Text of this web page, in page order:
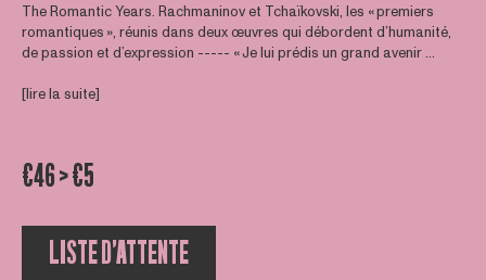
The Romantic Years. Rachmaninov et Tchaïkovski, les « premiers
romantiques », réunis dans deux œuvres qui débordent d’humanité,
de passion et d’expression ----- « Je lui prédis un grand avenir ...
[lire la suite]
€46 > €5
LISTE D’ATTENTE